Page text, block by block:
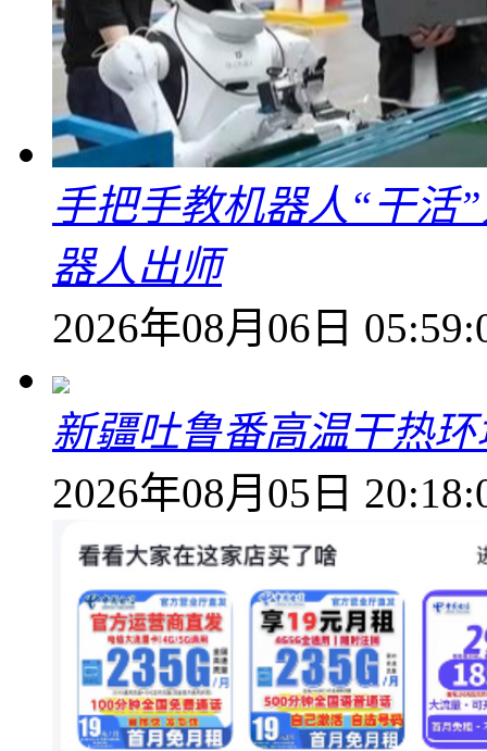
手把手教机器人“干活
器人出师
2026年08月06日
新疆吐鲁番高温干热
2026年08月05日